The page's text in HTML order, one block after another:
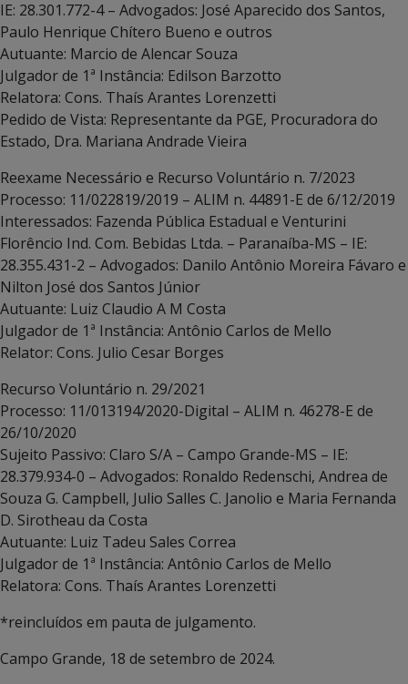
IE: 28.301.772-4 – Advogados: José Aparecido dos Santos,
Paulo Henrique Chítero Bueno e outros
Autuante: Marcio de Alencar Souza
Julgador de 1ª Instância: Edilson Barzotto
Relatora: Cons. Thaís Arantes Lorenzetti
Pedido de Vista: Representante da PGE, Procuradora do
Estado, Dra. Mariana Andrade Vieira
Reexame Necessário e Recurso Voluntário n. 7/2023
Processo: 11/022819/2019 – ALIM n. 44891-E de 6/12/2019
Interessados: Fazenda Pública Estadual e Venturini
Florêncio Ind. Com. Bebidas Ltda. – Paranaíba-MS – IE:
28.355.431-2 – Advogados: Danilo Antônio Moreira Fávaro e
Nilton José dos Santos Júnior
Autuante: Luiz Claudio A M Costa
Julgador de 1ª Instância: Antônio Carlos de Mello
Relator: Cons. Julio Cesar Borges
Recurso Voluntário n. 29/2021
Processo: 11/013194/2020-Digital – ALIM n. 46278-E de
26/10/2020
Sujeito Passivo: Claro S/A – Campo Grande-MS – IE:
28.379.934-0 – Advogados: Ronaldo Redenschi, Andrea de
Souza G. Campbell, Julio Salles C. Janolio e Maria Fernanda
D. Sirotheau da Costa
Autuante: Luiz Tadeu Sales Correa
Julgador de 1ª Instância: Antônio Carlos de Mello
Relatora: Cons. Thaís Arantes Lorenzetti
*reincluídos em pauta de julgamento.
Campo Grande, 18 de setembro de 2024.